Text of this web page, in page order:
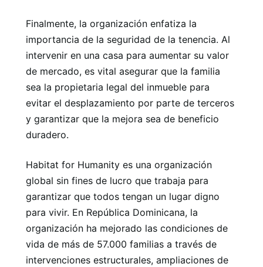
Finalmente, la organización enfatiza la
importancia de la seguridad de la tenencia. Al
intervenir en una casa para aumentar su valor
de mercado, es vital asegurar que la familia
sea la propietaria legal del inmueble para
evitar el desplazamiento por parte de terceros
y garantizar que la mejora sea de beneficio
duradero.
Habitat for Humanity es una organización
global sin fines de lucro que trabaja para
garantizar que todos tengan un lugar digno
para vivir. En República Dominicana, la
organización ha mejorado las condiciones de
vida de más de 57.000 familias a través de
intervenciones estructurales, ampliaciones de